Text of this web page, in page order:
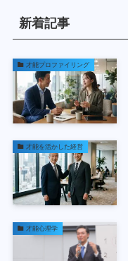
新着記事
才能プロファイリング
才能を活かした経営
才能心理学